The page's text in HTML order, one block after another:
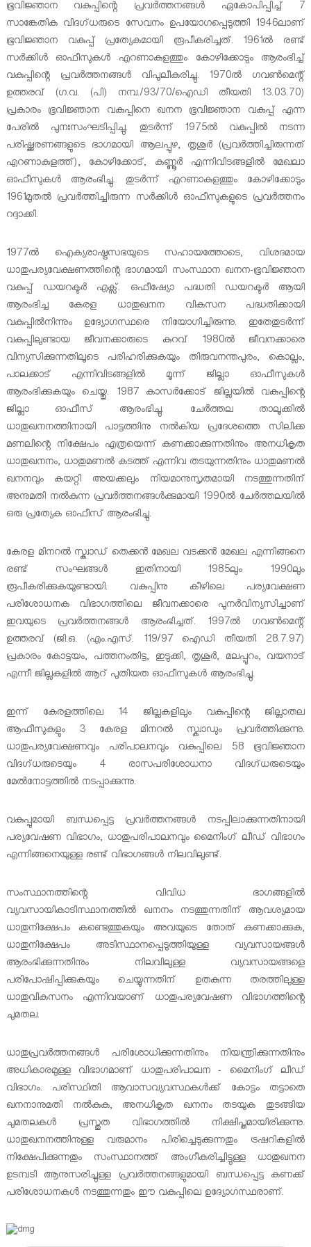
f
M
i
n
i
n
g
a
n
d
G
e
o
o
g
y
o
f
K
e
r
a
l
a
ഭൂവിജ്ഞാന വകുപ്പിന്റെ പ്രവര്‍ത്തനങ്ങള്‍ ഏകോപിപ്പിച്ച് 7
സാങ്കേതിക വിദഗ്ധരുടെ സേവനം ഉപയോഗപ്പെടുത്തി 1946ലാണ്
ഭൂവിജ്ഞാന വകുപ്പ് പ്രത്യേകമായി രൂപീകരിച്ചത്. 1961ല്‍ രണ്ട്
സര്‍ക്കിള്‍ ഓഫീസുകള്‍ എറണാകുളത്തും കോഴിക്കോടും ആരംഭിച്ച്
വകുപ്പിന്റെ പ്രവര്‍ത്തനങ്ങള്‍ വിപുലീകരിച്ചു. 1970ല്‍ ഗവണ്‍മെന്റ്
ഉത്തരവ് (ഗ.വ. (പി) നമ്പ./93/70/ഐഡി തീയതി 13.03.70)
പ്രകാരം ഭൂവിജ്ഞാന വകുപ്പിനെ ഖനന ഭൂവിജ്ഞാന വകുപ്പ് എന്ന
പേരില്‍ പുനഃസംഘടിപ്പിച്ചു. തുടര്‍ന്ന് 1975ല്‍ വകുപ്പില്‍ നടന്ന
പരിഷ്ക്കരണങ്ങളുടെ ഭാഗമായി ആലപ്പുഴ, തൃശൂര്‍ (പ്രവര്‍ത്തിച്ചിരുന്നത്
എറണാകുളത്ത്), കോഴിക്കോട്, കണ്ണൂര്‍ എന്നിവിടങ്ങളില്‍ മേഖലാ
ഓഫീസുകള്‍ ആരംഭിച്ചു. തുടര്‍ന്ന് എറണാകുളത്തും കോഴിക്കോടും
1961മുതല്‍ പ്രവര്‍ത്തിച്ചിരുന്ന സര്‍ക്കിള്‍ ഓഫീസുകളുടെ പ്രവര്‍ത്തനം
റദ്ദാക്കി.
1977ല്‍ ഐക്യരാഷ്ട്രസഭയുടെ സഹായത്തോടെ, വിശദമായ
ധാതുപര്യവേക്ഷണത്തിന്റെ ഭാഗമായി സംസ്ഥാന ഖനന-ഭൂവിജ്ഞാന
വകുപ്പ് ഡയറക്ടര്‍ എക്സ്. ഒഫീഷ്യോ പദ്ധതി ഡയറക്ടര്‍ ആയി
ആരംഭിച്ച കേരള ധാതുഖനന വികസന പദ്ധതിക്കായി
വകുപ്പില്‍നിന്നും ഉദ്യോഗസ്ഥരെ നിയോഗിച്ചിരുന്നു. ഇതേതുടര്‍ന്ന്
വകുപ്പിലുണ്ടായ ജീവനക്കാരുടെ കുറവ് 1980ല്‍ ജീവനക്കാരെ
വിന്യസിക്കുന്നതിലൂടെ പരിഹരിക്കുകയും തിരുവനന്തപുരം, കൊല്ലം,
പാലക്കാട് എന്നിവിടങ്ങളില്‍ മൂന്ന് ജില്ലാ ഓഫീസുകള്‍
ആരംഭിക്കുകയും ചെയ്തു. 1987 കാസര്‍ക്കോട് ജില്ലയില്‍ വകുപ്പിന്റെ
ജില്ലാ ഓഫീസ് ആരംഭിച്ചു. ചേര്‍ത്തല താലൂക്കില്‍
ധാതുഖനനത്തിനായി പാട്ടത്തിനു നല്‍കിയ പ്രദേശത്തെ സിലിക്ക
മണലിന്റെ നിക്ഷേപം എത്രയെന്ന് കണക്കാക്കുന്നതിനും അനധികൃത
ധാതുഖനനം, ധാതുമണല്‍ കടത്ത് എന്നിവ തടയുന്നതിനും ധാതുമണല്‍
ഖനനവും കയറ്റി അയക്കലും നിയമാനുസൃതമായി നടത്തുന്നതിന്
അനുമതി നല്‍കുന്ന പ്രവര്‍ത്തനങ്ങള്‍ക്കുമായി 1990ല്‍ ചേര്‍ത്തലയില്‍
ഒരു പ്രത്യേക ഓഫീസ് ആരംഭിച്ചു.
കേരള മിനറല്‍ സ്ക്വാഡ് തെക്കന്‍ മേഖല വടക്കന്‍ മേഖല എന്നിങ്ങനെ
രണ്ട് സംഘങ്ങള്‍ ഇതിനായി 1985ലും 1990ലും
രൂപീകരിക്കുകയുണ്ടായി. വകുപ്പിനു കീഴിലെ പര്യവേക്ഷണ
പരിശോധനക വിഭാഗത്തിലെ ജീവനക്കാരെ പുനര്‍വിന്യസിച്ചാണ്
ഇവയുടെ പ്രവര്‍ത്തനങ്ങള്‍ ആരംഭിച്ചത്. 1997ല്‍ ഗവണ്‍മെന്റ്
ഉത്തരവ് (ജി.ഒ. (എം.എസ്. 119/97 ഐഡി തീയതി 28.7.97)
പ്രകാരം കോട്ടയം, പത്തനംതിട്ട, ഇടുക്കി, തൃശൂര്‍, മലപ്പുറം, വയനാട്
എന്നീ ജില്ലകളില്‍ ആറ് പുതിയത ഓഫീസുകള്‍ ആരംഭിച്ചു.
ഇന്ന് കേരളത്തിലെ 14 ജില്ലകളിലും വകുപ്പിന്റെ ജില്ലാതല
ആഫീസുകളും 3 കേരള മിനറല്‍ സ്ക്വാഡും പ്രവര്‍ത്തിക്കുന്നു.
ധാതുപര്യവേക്ഷണവും പരിപാലനവും വകുപ്പിലെ 58 ഭൂവിജ്ഞാന
വിദഗ്ധരുടെയും 4 രാസപരിശോധനാ വിദഗ്ധരുടെയും
മേല്‍നോട്ടത്തില്‍ നടപ്പാക്കുന്നു.
വകുപ്പുമായി ബന്ധപ്പെട്ട പ്രവര്‍ത്തനങ്ങള്‍ നടപ്പിലാക്കുന്നതിനായി
പര്യവേഷണ വിഭാഗം, ധാതുപരിപാലനവും മൈനിംഗ് ലീഡ് വിഭാഗം
എന്നിങ്ങനെയുള്ള രണ്ട് വിഭാഗങ്ങള്‍ നിലവിലുണ്ട്.
സംസ്ഥാനത്തിന്റെ വിവിധ ഭാഗങ്ങളില്‍
വ്യവസായികാടിസ്ഥാനത്തില്‍ ഖനനം നടത്തുന്നതിന് ആവശ്യമായ
ധാതുനിക്ഷേപം കണ്ടെത്തുകയും അവയുടെ തോത് കണക്കാക്കുക,
ധാതുനിക്ഷേപം അടിസ്ഥാനപ്പെടുത്തിയുള്ള വ്യവസായങ്ങള്‍
ആരംഭിക്കുന്നതിനും നിലവിലുള്ള വ്യവസായങ്ങളെ
പരിപോഷിപ്പിക്കുകയും ചെയ്യുന്നതിന് ഉതകുന്ന തരത്തിലുള്ള
ധാതുവികസനം എന്നിവയാണ് ധാതുപര്യവേഷണ വിഭാഗത്തിന്റെ
ചുമതല.
ധാതുപ്രവര്‍ത്തനങ്ങള്‍ പരിശോധിക്കുന്നതിനും നിയന്ത്രിക്കുന്നതിനും
അധികാരമുള്ള വിഭാഗമാണ് ധാതുപരിപാലന - മൈനിംഗ് ലീഡ്
വിഭാഗം. പരിസ്ഥിതി ആവാസവ്യവസ്ഥകള്‍ക്ക് കോട്ടം തട്ടാതെ
ഖനനാനുമതി നല്‍കുക, അനധികൃത ഖനനം തടയുക തുടങ്ങിയ
ചുമതലകള്‍ പ്രസ്തുത വിഭാഗത്തില്‍ നിക്ഷിപ്തമായിരിക്കുന്നു.
ധാതുഖനനത്തിനുള്ള വരുമാനം പിരിച്ചെടുക്കുന്നതും ട്രഷറികളില്‍
നിക്ഷേപിക്കുന്നതും സംസ്ഥാനത്ത് അംഗീകരിച്ചിട്ടുള്ള ധാതുഖനന
ഉടമ്പടി ആനുസരിച്ചുള്ള പ്രവര്‍ത്തനങ്ങളുമായി ബന്ധപ്പെട്ട കണക്ക്
പരിശോധനകള്‍ നടത്തുന്നതും ഈ വകുപ്പിലെ ഉദ്യോഗസ്ഥരാണ്.